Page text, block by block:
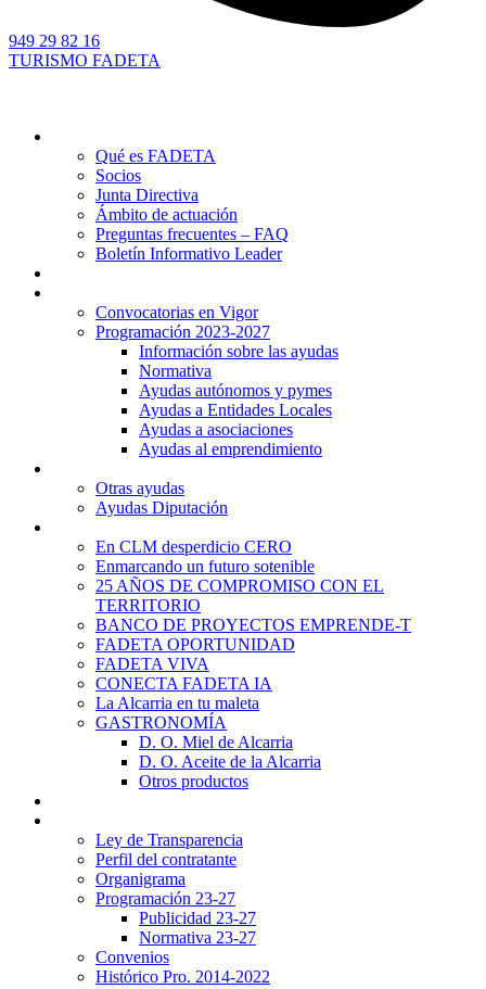
949 29 82 16
TURISMO FADETA
Qué es FADETA
Socios
Junta Directiva
Ámbito de actuación
Preguntas frecuentes – FAQ
Boletín Informativo Leader
Convocatorias en Vigor
Programación 2023-2027
Información sobre las ayudas
Normativa
Ayudas autónomos y pymes
Ayudas a Entidades Locales
Ayudas a asociaciones
Ayudas al emprendimiento
Otras ayudas
Ayudas Diputación
En CLM desperdicio CERO
Enmarcando un futuro sotenible
25 AÑOS DE COMPROMISO CON EL
TERRITORIO
BANCO DE PROYECTOS EMPRENDE-T
FADETA OPORTUNIDAD
FADETA VIVA
CONECTA FADETA IA
La Alcarria en tu maleta
GASTRONOMÍA
D. O. Miel de Alcarria
D. O. Aceite de la Alcarria
Otros productos
Ley de Transparencia
Perfil del contratante
Organigrama
Programación 23-27
Publicidad 23-27
Normativa 23-27
Convenios
Histórico Pro. 2014-2022